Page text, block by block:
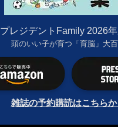
プレジデントFamily 2026
頭のいい子が育つ「育脳」大
雑誌の予約購読はこちらか